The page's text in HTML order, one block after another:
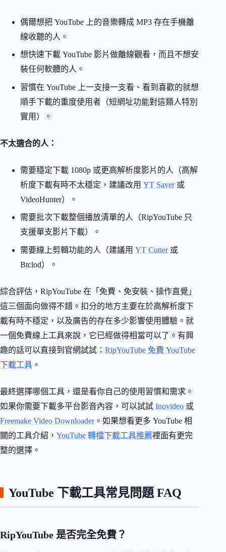
偶爾想把 YouTube 上的音樂轉成 MP3 存在手機離
線收聽的人。
想快速下載 YouTube 影片做離線觀看，而且不想安
裝任何軟體的人。
習慣在 YouTube 上一支接一支看、看到喜歡的就想
順手下載的重度使用者（短網址功能對這類人特別
實用）。
不太適合的人：
需要穩定下載 1080p 或更高解析度影片的人（高解
析度下載有時不太穩定，建議改用 YT Saver或
VideoHunter）。
需要批次下載整個播放清單的人（RipYouTube 只
支援單支影片下載）。
需要線上剪輯功能的人（建議用 YT Cutter或
Btclod）。
綜合評估，RipYouTube 在「免費、免安裝、操作直覺」
這三個面向做得不錯。扣分的地方主要在於高解析度下
載有時不穩定，以及廣告的存在多少影響使用體驗。就
一個免費線上工具來說，它已經做得相當可以了。有興
趣的話可以直接到官網試試： RipYouTube 免費 YouTube
下載工具 。
最終選擇哪個工具，還是看你自己的使用習慣和需求。
如果你需要下載多平台影音內容，可以試試 Inovideo 或
Freemake Video Downloader。如果想看更多 YouTube 相
關的工具介紹， YouTube 轉檔下載工具推薦裡面有更完
整的選擇。
YouTube 下載工具常見問題 FAQ
RipYouTube 是否完全免費？